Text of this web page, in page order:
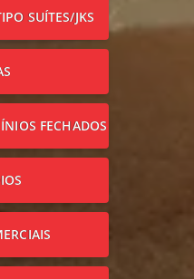
SUÍTES/JKS
FECHADOS